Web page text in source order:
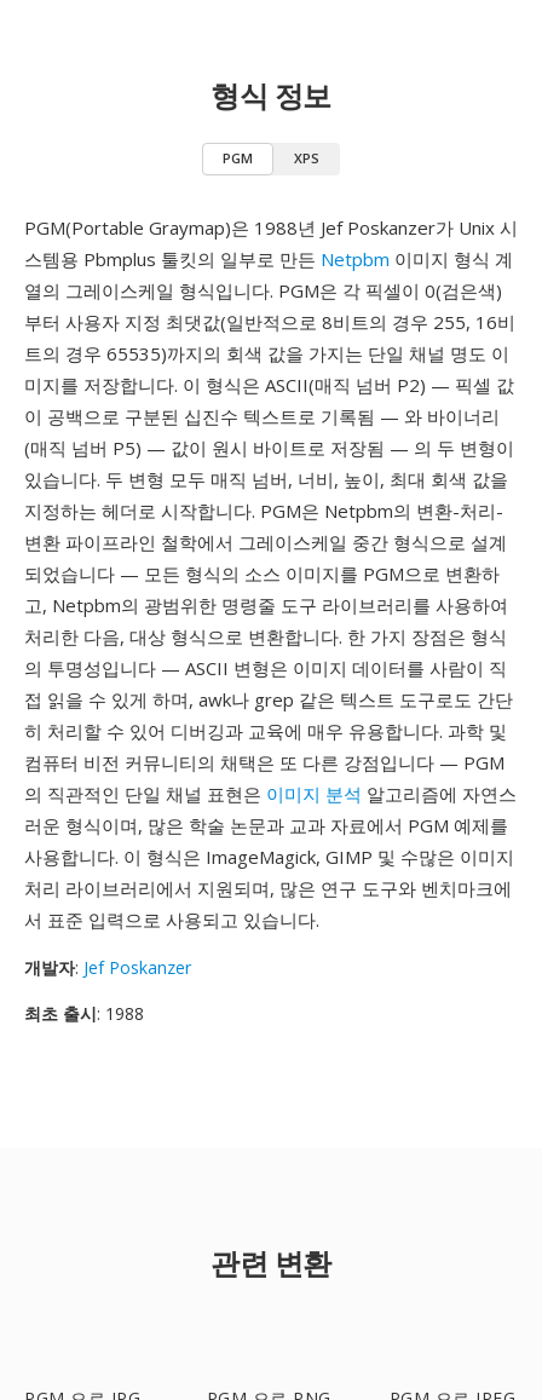
형식 정보
PGM XPS
PGM(Portable Graymap)은 1988년 Jef Poskanzer가 Unix 시
스템용 Pbmplus 툴킷의 일부로 만든 Netpbm 이미지 형식 계
열의 그레이스케일 형식입니다. PGM은 각 픽셀이 0(검은색)
부터 사용자 지정 최댓값(일반적으로 8비트의 경우 255, 16비
트의 경우 65535)까지의 회색 값을 가지는 단일 채널 명도 이
미지를 저장합니다. 이 형식은 ASCII(매직 넘버 P2) — 픽셀 값
이 공백으로 구분된 십진수 텍스트로 기록됨 — 와 바이너리
(매직 넘버 P5) — 값이 원시 바이트로 저장됨 — 의 두 변형이
있습니다. 두 변형 모두 매직 넘버, 너비, 높이, 최대 회색 값을
지정하는 헤더로 시작합니다. PGM은 Netpbm의 변환-처리-
변환 파이프라인 철학에서 그레이스케일 중간 형식으로 설계
되었습니다 — 모든 형식의 소스 이미지를 PGM으로 변환하
고, Netpbm의 광범위한 명령줄 도구 라이브러리를 사용하여
처리한 다음, 대상 형식으로 변환합니다. 한 가지 장점은 형식
의 투명성입니다 — ASCII 변형은 이미지 데이터를 사람이 직
접 읽을 수 있게 하며, awk나 grep 같은 텍스트 도구로도 간단
히 처리할 수 있어 디버깅과 교육에 매우 유용합니다. 과학 및
컴퓨터 비전 커뮤니티의 채택은 또 다른 강점입니다 — PGM
의 직관적인 단일 채널 표현은 이미지 분석 알고리즘에 자연스
러운 형식이며, 많은 학술 논문과 교과 자료에서 PGM 예제를
사용합니다. 이 형식은 ImageMagick, GIMP 및 수많은 이미지
처리 라이브러리에서 지원되며, 많은 연구 도구와 벤치마크에
서 표준 입력으로 사용되고 있습니다.
개발자: Jef Poskanzer
최초 출시: 1988
관련 변환